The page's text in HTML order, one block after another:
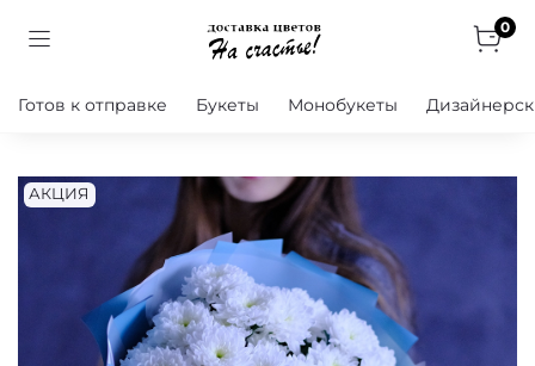
0
Готов к отправке Букеты Монобукеты
АКЦИЯ